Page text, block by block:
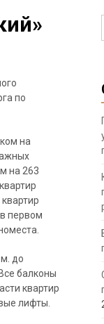
по
на
на 263
первом
до
балконы
квартир
лифты.